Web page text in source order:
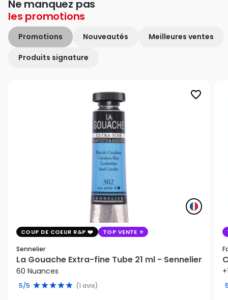
Ne manquez pas
les promotions
Promotions Nouveautés Meilleures ventes
Produits signature
favorite_border
COUP DE COEUR R&P TOP VENTE
Sennelier
La Gouache Extra-fine Tube 21 ml - Sennelier
60 Nuances
5/5 (1 avis)